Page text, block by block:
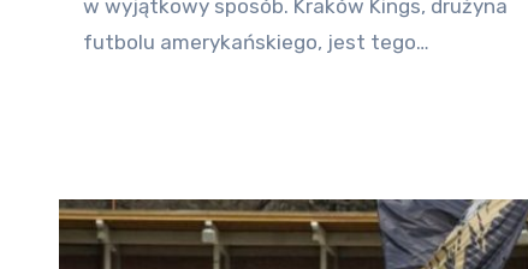
w wyjątkowy sposób. Kraków Kings, drużyna
futbolu amerykańskiego, jest tego…